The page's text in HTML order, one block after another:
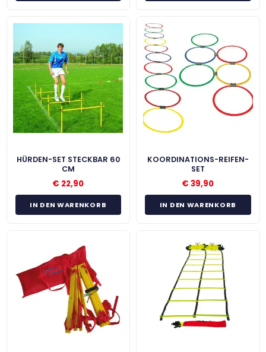
HÜRDEN-SET STECKBAR 60
CM
€ 22,90
IN DEN WARENKORB
KOORDINATIONS-REIFEN-
SET
€ 39,90
IN DEN WARENKORB